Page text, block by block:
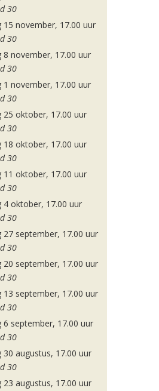
30
15 november, 17.00 uur
30
8 november, 17.00 uur
30
1 november, 17.00 uur
30
25 oktober, 17.00 uur
30
18 oktober, 17.00 uur
30
11 oktober, 17.00 uur
30
4 oktober, 17.00 uur
30
27 september, 17.00 uur
30
20 september, 17.00 uur
30
13 september, 17.00 uur
30
6 september, 17.00 uur
30
30 augustus, 17.00 uur
30
23 augustus, 17.00 uur